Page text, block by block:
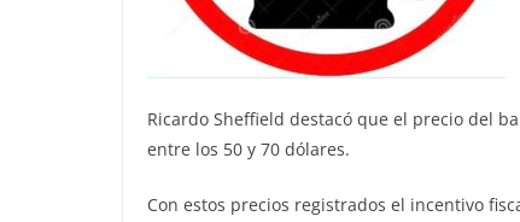
Ricardo Sheffield destacó que el precio del
entre los 50 y 70 dólares.
Con estos precios registrados el incentivo